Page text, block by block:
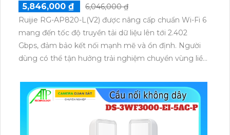
5,846,000 ₫
6,046,000 ₫
Ruijie RG-AP820-L(V2) được nâng cấp chuẩn Wi-Fi 6
mang đến tốc độ truyền tải dữ liệu lên tới 2.402
Gbps, đảm bảo kết nối mạnh mẽ và ổn định. Người
dùng có thể tận hưởng trải nghiệm chuyển vùng liền
chuyển trong không gian rộng.